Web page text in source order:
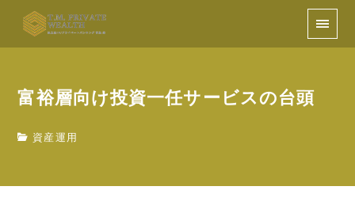
富裕層向け投資一任サービスの台頭
資産運用